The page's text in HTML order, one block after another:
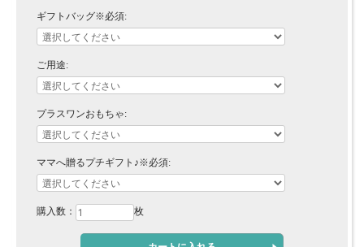
ギフトバッグ※必須:
ご用途:
プラスワンおもちゃ:
ママへ贈るプチギフト♪※必須:
購入数： 枚